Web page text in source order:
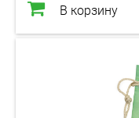
В корзину